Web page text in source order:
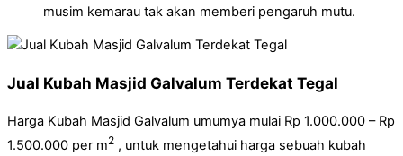
musim kemarau tak akan memberi pengaruh mutu.
Jual Kubah Masjid Galvalum Terdekat Tegal
Harga Kubah Masjid Galvalum umumya mulai Rp 1.000.000 – Rp
1.500.000 per m2 , untuk mengetahui harga sebuah kubah